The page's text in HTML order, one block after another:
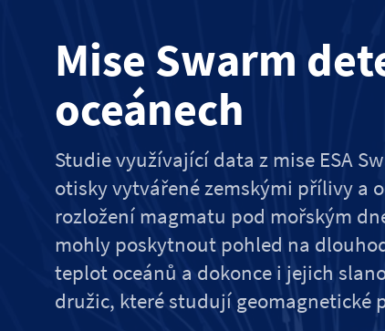
Mise Swarm
oceánech
Studie využívající data z mise ESA
otisky vytvářené zemskými přílivy a
rozložení magmatu pod mořským
mohly poskytnout pohled na
teplot oceánů a dokonce i jejich
družic, které studují geomagnetické